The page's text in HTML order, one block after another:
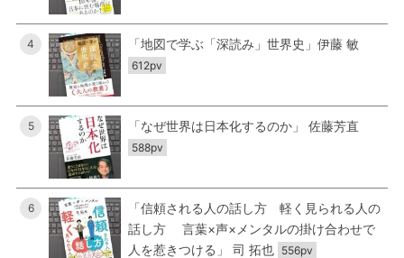
4 「地図で学ぶ「深読み」世界史」伊藤 敏
612pv
5 「なぜ世界は日本化するのか」 佐藤芳直
588pv
6
「信頼される人の話し方 軽く見られる人の
話し方 言葉×声×メンタルの掛け合わせで
人を惹きつける」 司 拓也 556pv